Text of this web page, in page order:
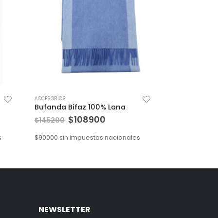
ACCESORIOS
Bufanda Bifaz 100% Lana
$145200 $108900
$90000 sin impuestos nacionales
NEWSLETTER